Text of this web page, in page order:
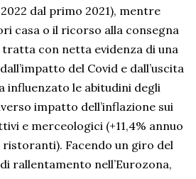
dal primo 2021), mentre
casa o il ricorso alla consegna
tratta con netta evidenza di una
del Covid e dall’uscita
influenzato le abitudini degli
impatto dell’inflazione sui
e merceologici (+11,4% annuo
ristoranti). Facendo un giro del
rallentamento nell’Eurozona,